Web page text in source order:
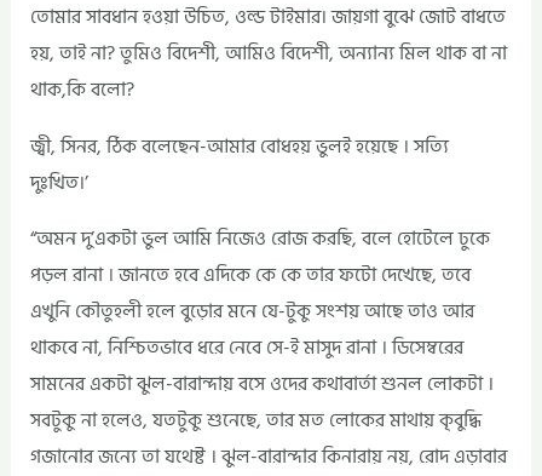
তোমার সাবধান হওয়া উচিত, ওল্ড টাইমার। জায়গা বুঝে জোট বাধতে
হয়, তাই না? তুমিও বিদেশী, আমিও বিদেশী, অন্যান্য মিল থাক বা না
থাক,কি বলো?
জ্বী, সিনর, ঠিক বলেছেন-আমার বোধহয় ভুলই হয়েছে । সত্যি
দুঃখিত।’
“অমন দু’একটা ভুল আমি নিজেও রোজ করছি, বলে হোটেলে ঢুকে
পড়ল রানা । জানতে হবে এদিকে কে কে তার ফটো দেখেছে, তবে
এখুনি কৌতুহলী হলে বুড়োর মনে যে-টুকু সংশয় আছে তাও আর
থাকবে না, নিশ্চিতভাবে ধরে নেবে সে-ই মাসুদ রানা । ডিসেম্বরের
সামনের একটা ঝুল-বারান্দায় বসে ওদের কথাবার্তা শুনল লোকটা ।
সবটুকু না হলেও, যতটুকু শুনেছে, তার মত লোকের মাথায় কৃবুদ্ধি
গজানোর জন্যে তা যথেষ্ট । ঝুল-বারান্দার কিনারায় নয়, রোদ এড়াবার